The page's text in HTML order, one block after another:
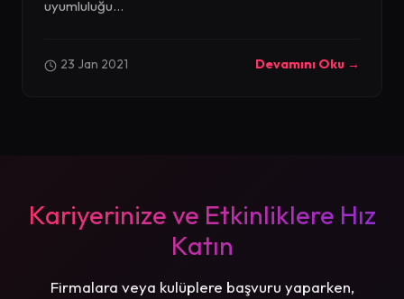
uyumluluğu...
23 Jan 2021 Devamını Oku →
Kariyerinize ve Etkinliklere Hız
Katın
Firmalara veya kulüplere başvuru yaparken,